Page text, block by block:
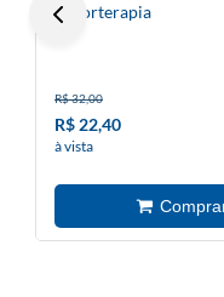
Amorterapia
R$ 32,00
R$ 22,40
à vista